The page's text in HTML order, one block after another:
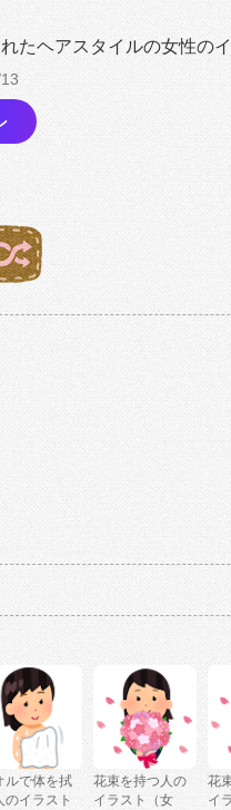
たヘアスタイルの女性のイ
ルで体を拭
のイラスト
花束を持つ人の
イラスト（女
花
イ